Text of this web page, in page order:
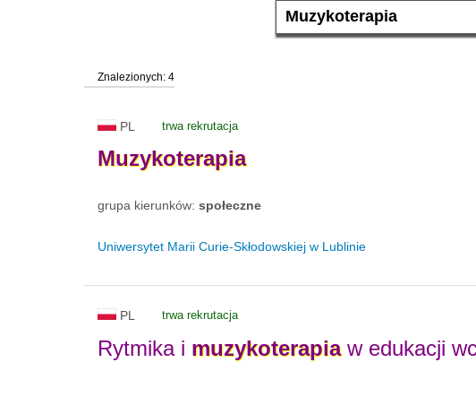
Znalezionych: 4
PL trwa rekrutacja
Muzykoterapia
grupa kierunków: społeczne
Uniwersytet Marii Curie-Skłodowskiej w Lublinie
PL trwa rekrutacja
Rytmika i muzykoterapiaw edukacji